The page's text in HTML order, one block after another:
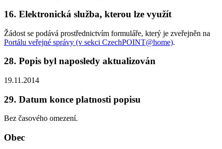
16. Elektronická služba, kterou lze využít
Žádost se podává prostřednictvím formuláře, který je zveřejněn na
Portálu veřejné správy (v sekci CzechPOINT@home).
28. Popis byl naposledy aktualizován
19.11.2014
29. Datum konce platnosti popisu
Bez časového omezení.
Obec